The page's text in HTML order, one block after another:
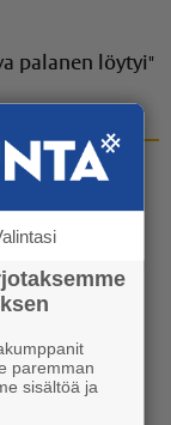
palanen löytyi"
liikuntasalin
katukuvasta
paremman
sisältöä ja